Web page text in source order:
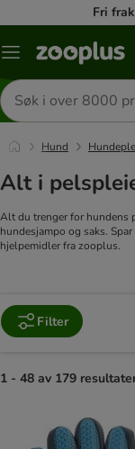
Fri
Katalogmeny
Søk
etter
produkter
Hund
Alt i
Alt du trenger for hundens
hundesjampo og saks.
hjelpemidler fra zooplus.
Filter
1 - 48 av 179